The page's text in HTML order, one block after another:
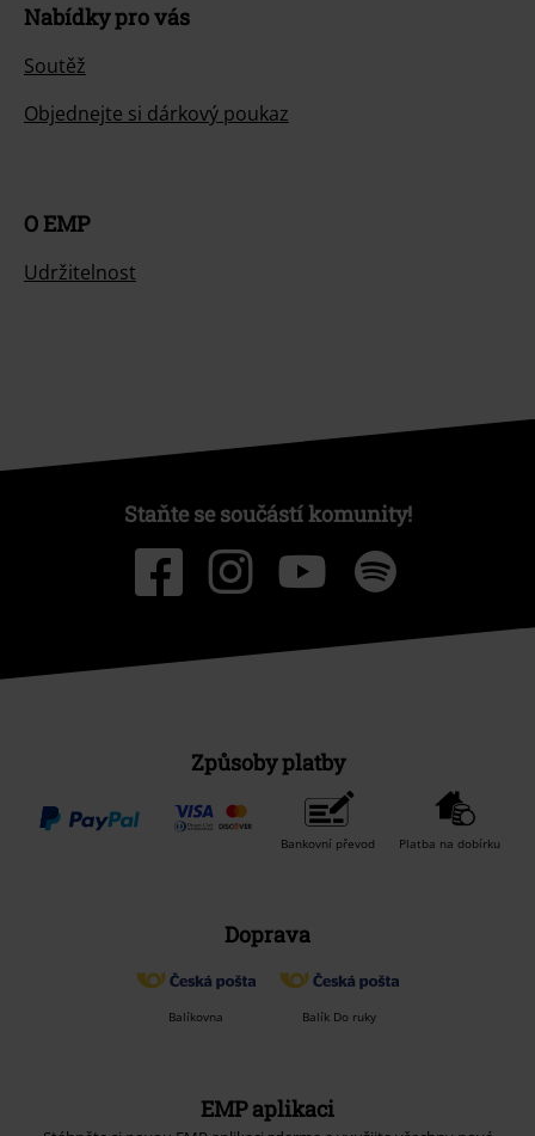
Nabídky pro vás
Soutěž
Objednejte si dárkový poukaz
O EMP
Udržitelnost
Staňte se součástí komunity!
Způsoby platby
Bankovní převod Platba na dobírku
Doprava
Balíkovna Balík Do ruky
EMP aplikaci